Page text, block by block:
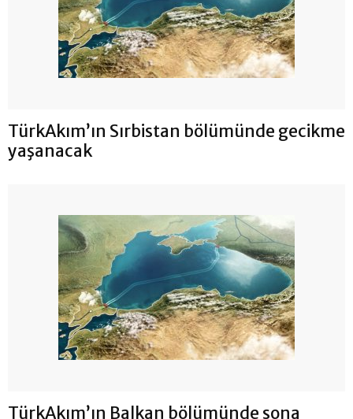
TürkAkım’ın Sırbistan bölümünde gecikme
yaşanacak
TürkAkım’ın Balkan bölümünde sona